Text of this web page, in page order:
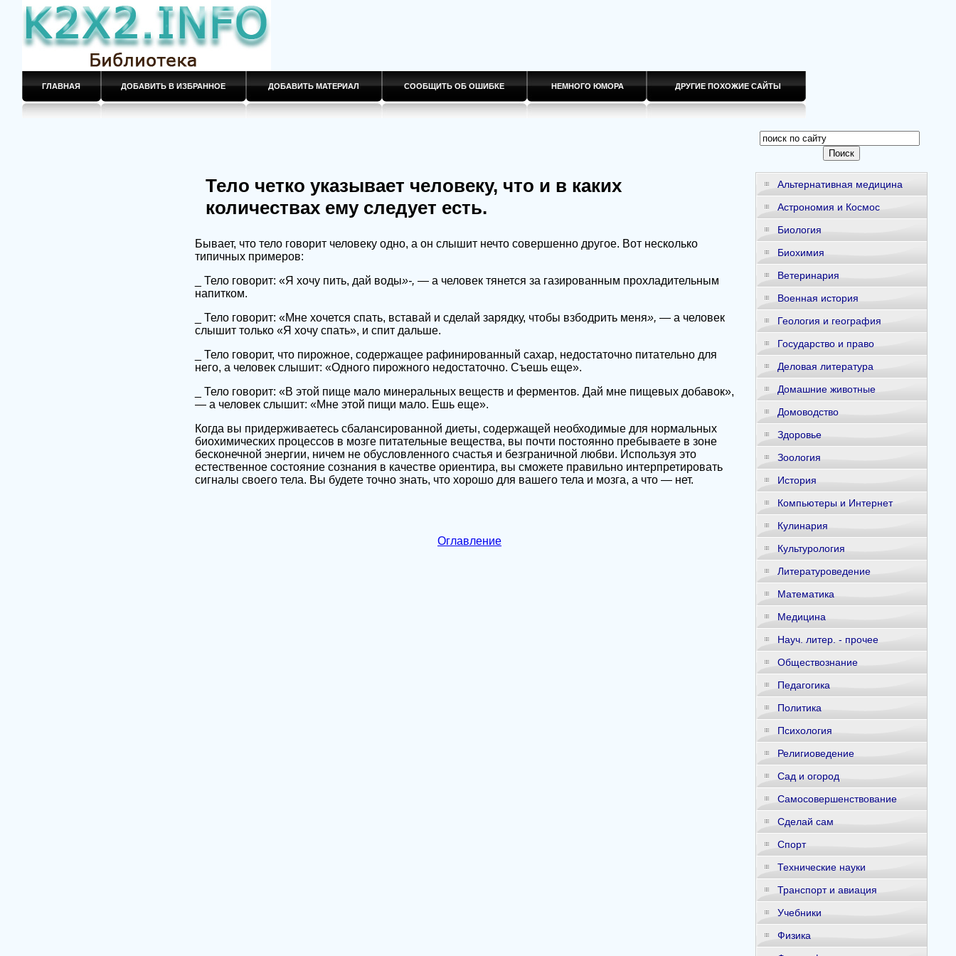
ГЛАВНАЯ ДОБАВИТЬ В ИЗБРАННОЕ ДОБАВИТЬ МАТЕРИАЛ СООБЩИТЬ ОБ ОШИБКЕ НЕМНОГО ЮМОРА ДРУГИЕ ПОХОЖИЕ САЙТЫ
Тело четко указывает человеку, что и в каких
количествах ему следует есть.
Бывает, что тело говорит человеку одно, а он слышит нечто совершенно другое. Вот несколько
типичных примеров:
_ Тело говорит: «Я хочу пить, дай воды»-, — а человек тянется за газированным прохладительным
напитком.
_ Тело говорит: «Мне хочется спать, вставай и сделай зарядку, чтобы взбодрить меня», — а человек
слышит только «Я хочу спать», и спит дальше.
_ Тело говорит, что пирожное, содержащее рафинированный сахар, недостаточно питательно для
него, а человек слышит: «Одного пирожного недостаточно. Съешь еще».
_ Тело говорит: «В этой пище мало минеральных веществ и ферментов. Дай мне пищевых добавок»,
— а человек слышит: «Мне этой пищи мало. Ешь еще».
Когда вы придерживаетесь сбалансированной диеты, содержащей необходимые для нормальных
биохимических процессов в мозге питательные вещества, вы почти постоянно пребываете в зоне
бесконечной энергии, ничем не обусловленного счастья и безграничной любви. Используя это
естественное состояние сознания в качестве ориентира, вы сможете правильно интерпретировать
сигналы своего тела. Вы будете точно знать, что хорошо для вашего тела и мозга, а что — нет.
Оглавление
Альтернативная медицина
Астрономия и Космос
Биология
Биохимия
Ветеринария
Военная история
Геология и география
Государство и право
Деловая литература
Домашние животные
Домоводство
Здоровье
Зоология
История
Компьютеры и Интернет
Кулинария
Культурология
Литературоведение
Математика
Медицина
Науч. литер. - прочее
Обществознание
Педагогика
Политика
Психология
Религиоведение
Сад и огород
Самосовершенствование
Сделай сам
Спорт
Технические науки
Транспорт и авиация
Учебники
Физика